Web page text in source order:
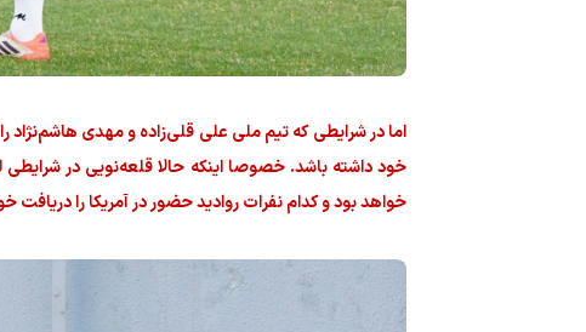
اما در شرایطی که تیم ملی علی قلی‌زاده و مهدی
خواهد بود و کدام نفرات روادید حضور در آمریکا را دریافت